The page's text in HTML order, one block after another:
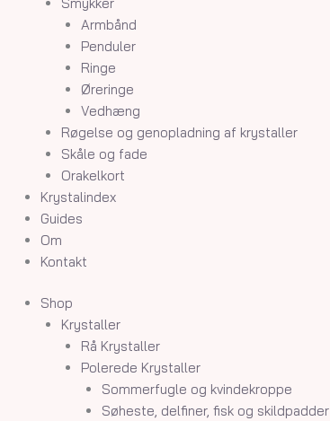
Armbånd
Penduler
Ringe
Øreringe
Vedhæng
Røgelse og genopladning af krystaller
Skåle og fade
Orakelkort
Krystalindex
Guides
Om
Kontakt
Shop
Krystaller
Rå Krystaller
Polerede Krystaller
Sommerfugle og kvindekroppe
Søheste, delfiner, fisk og skildpadder